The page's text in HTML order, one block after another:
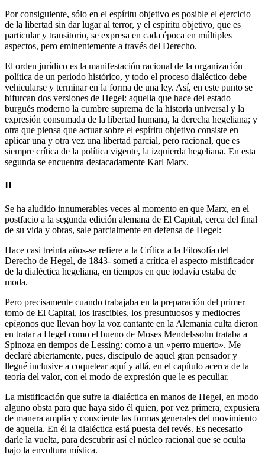
Por consiguiente, sólo en el espíritu objetivo es posible el ejercicio
de la libertad sin dar lugar al terror, y el espíritu objetivo, que es
particular y transitorio, se expresa en cada época en múltiples
aspectos, pero eminentemente a través del Derecho.
El orden jurídico es la manifestación racional de la organización
política de un periodo histórico, y todo el proceso dialéctico debe
vehicularse y terminar en la forma de una ley. Así, en este punto se
bifurcan dos versiones de Hegel: aquella que hace del estado
burgués moderno la cumbre suprema de la historia universal y la
expresión consumada de la libertad humana, la derecha hegeliana; y
otra que piensa que actuar sobre el espíritu objetivo consiste en
aplicar una y otra vez una libertad parcial, pero racional, que es
siempre crítica de la política vigente, la izquierda hegeliana. En esta
segunda se encuentra destacadamente Karl Marx.
II
Se ha aludido innumerables veces al momento en que Marx, en el
postfacio a la segunda edición alemana de El Capital, cerca del final
de su vida y obras, sale parcialmente en defensa de Hegel:
Hace casi treinta años-se refiere a la Crítica a la Filosofía del
Derecho de Hegel, de 1843- sometí a crítica el aspecto mistificador
de la dialéctica hegeliana, en tiempos en que todavía estaba de
moda.
Pero precisamente cuando trabajaba en la preparación del primer
tomo de El Capital, los irascibles, los presuntuosos y mediocres
epígonos que llevan hoy la voz cantante en la Alemania culta dieron
en tratar a Hegel como el bueno de Moses Mendelssohn trataba a
Spinoza en tiempos de Lessing: como a un «perro muerto». Me
declaré abiertamente, pues, discípulo de aquel gran pensador y
llegué inclusive a coquetear aquí y allá, en el capítulo acerca de la
teoría del valor, con el modo de expresión que le es peculiar.
La mistificación que sufre la dialéctica en manos de Hegel, en modo
alguno obsta para que haya sido él quien, por vez primera, expusiera
de manera amplia y consciente las formas generales del movimiento
de aquella. En él la dialéctica está puesta del revés. Es necesario
darle la vuelta, para descubrir así el núcleo racional que se oculta
bajo la envoltura mística.